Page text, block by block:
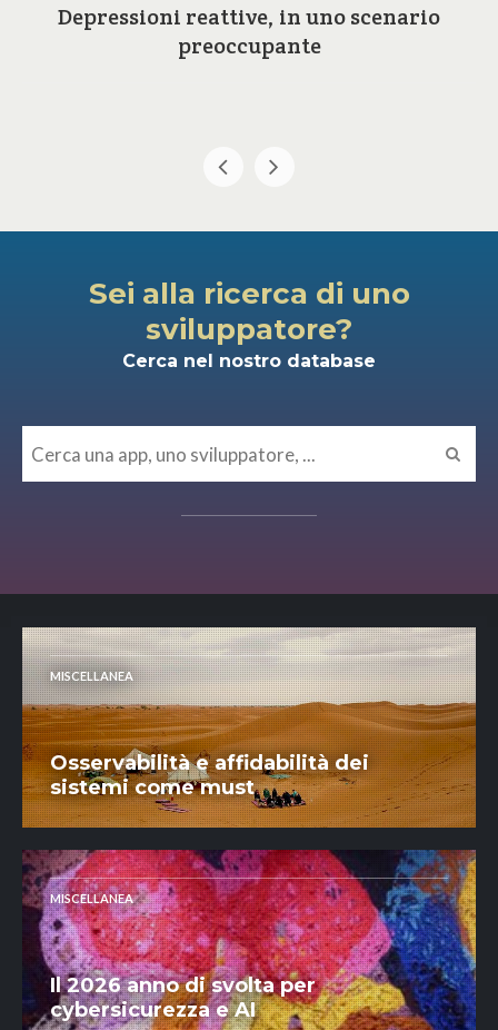
Depressioni reattive, in uno scenario
preoccupante
Sei alla ricerca di uno
sviluppatore?
Cerca nel nostro database
MISCELLANEA
Osservabilità e affidabilità dei
sistemi come must
MISCELLANEA
Il 2026 anno di svolta per
cybersicurezza e AI